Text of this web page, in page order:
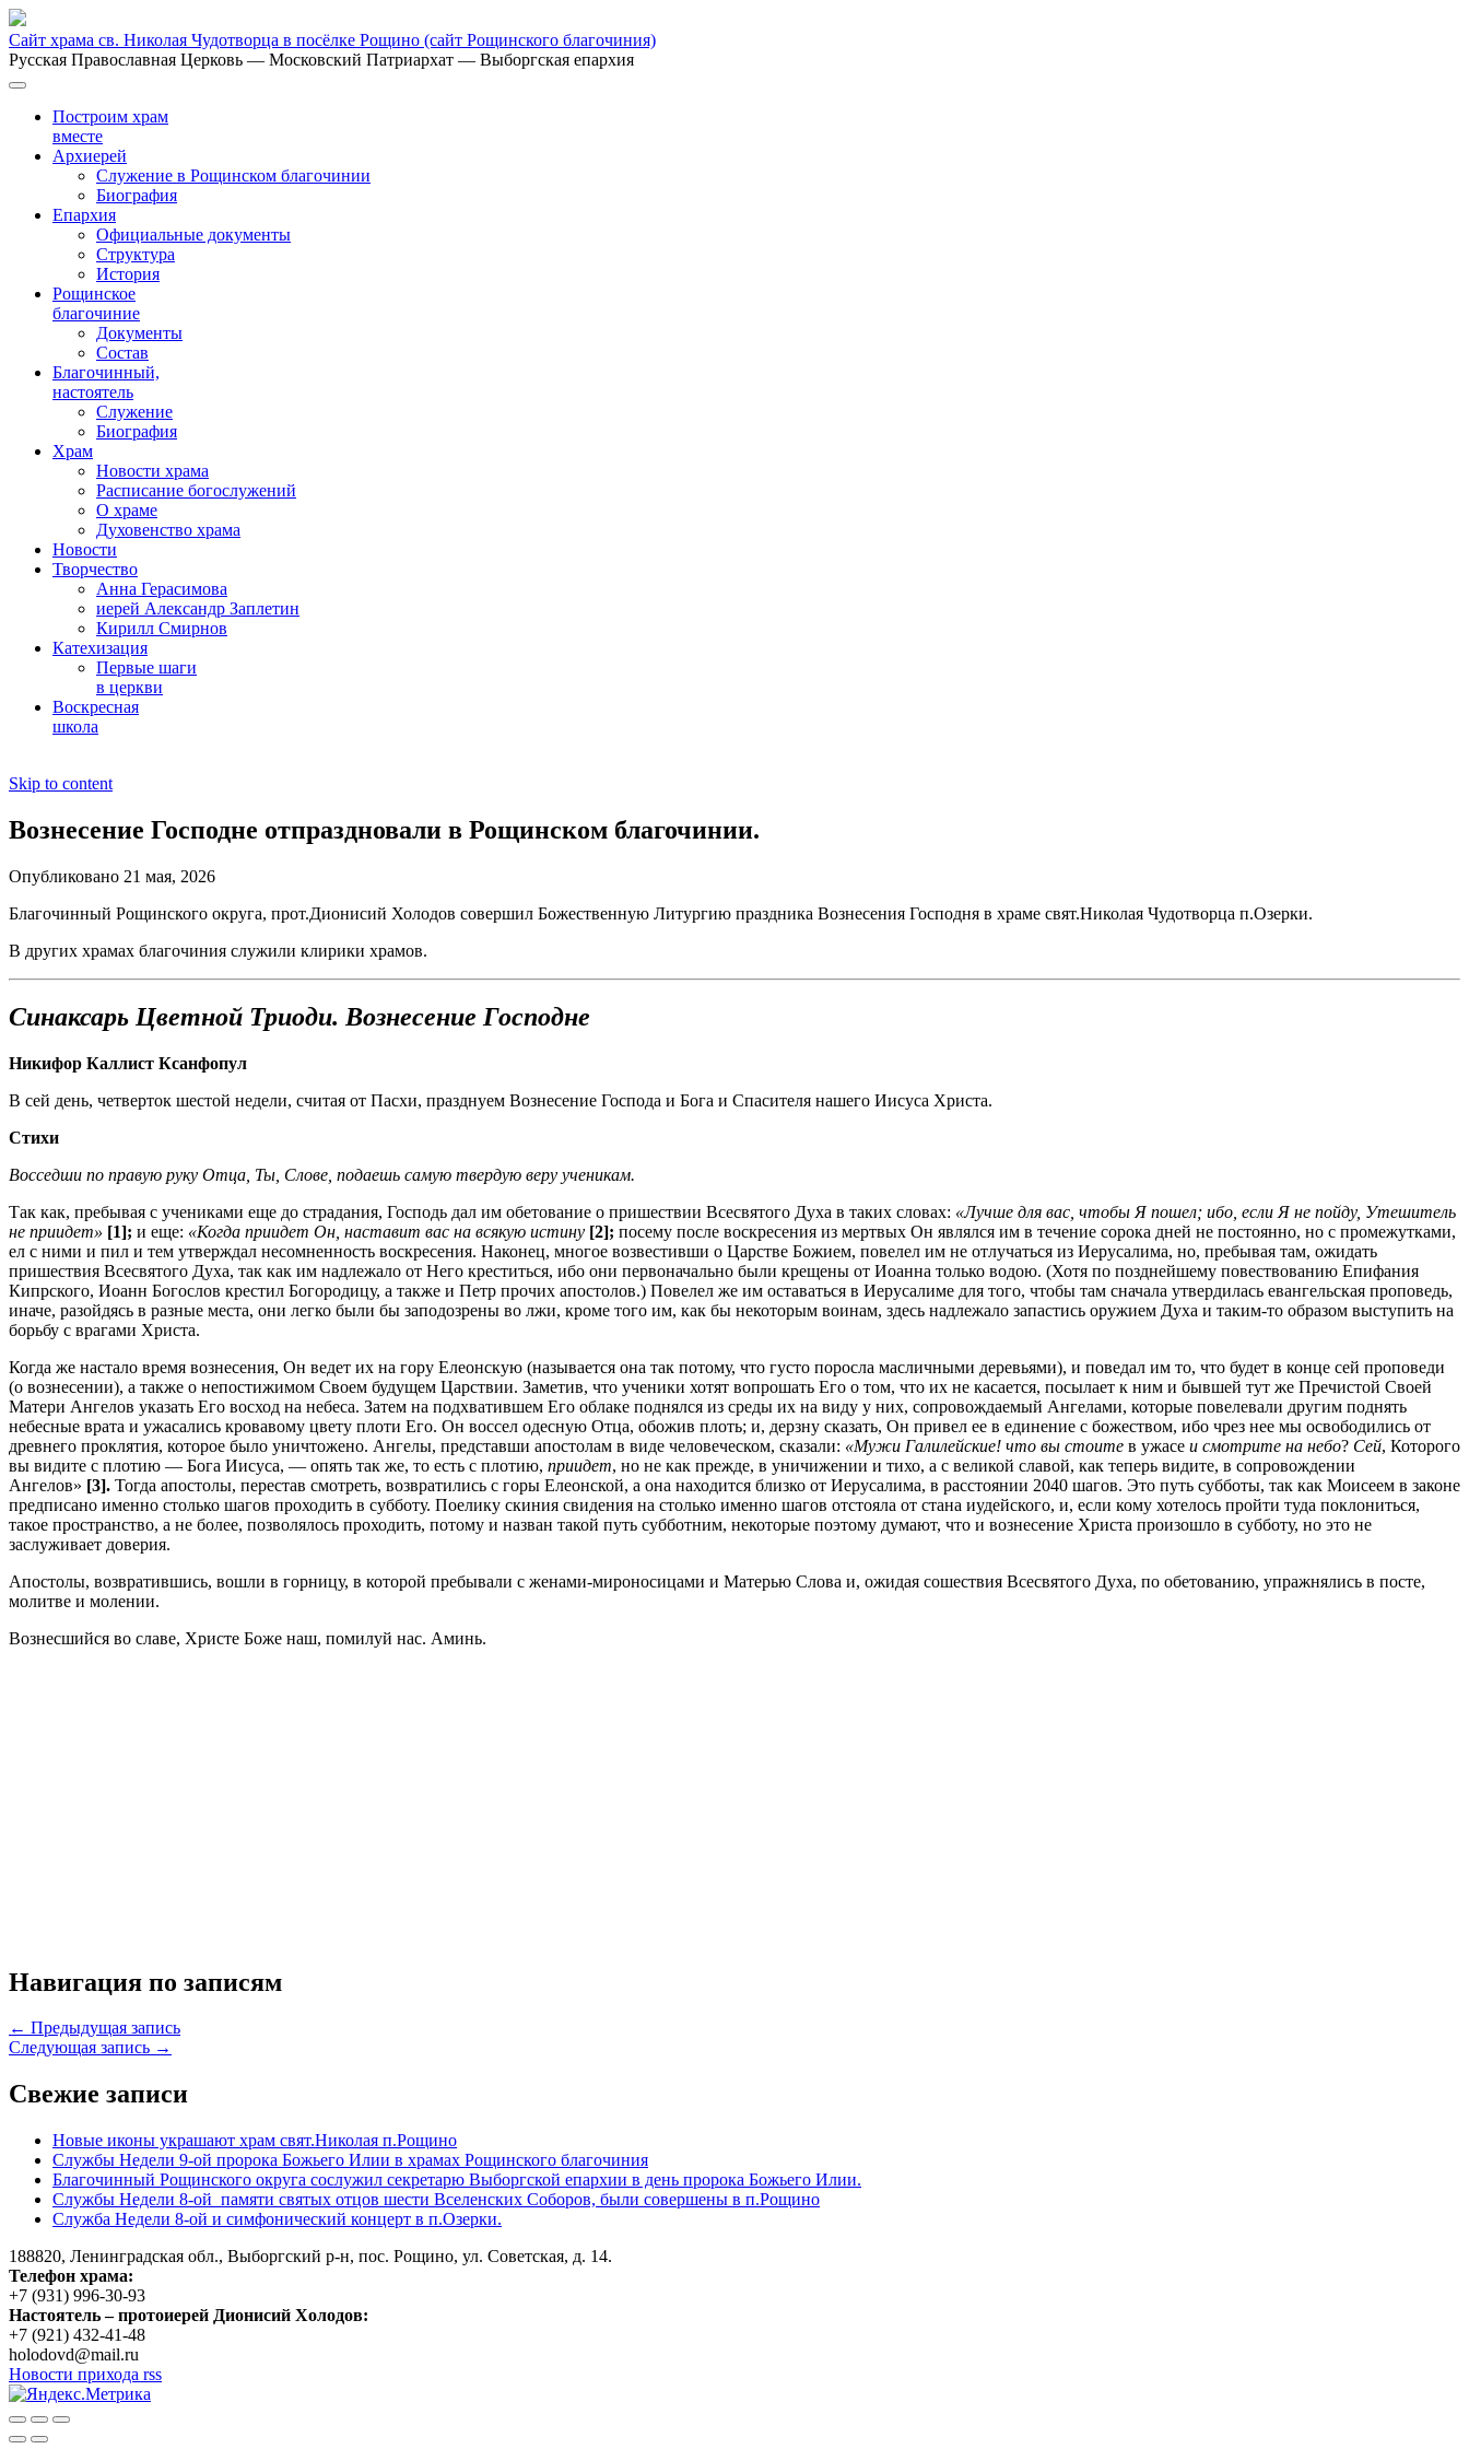
Сайт храма св. Николая Чудотворца в посёлке Рощино (сайт Рощинского благочиния)
Русская Православная Церковь — Московский Патриархат — Выборгская епархия
Построим храм
вместе
Архиерей
Служение в Рощинском благочинии
Биография
Епархия
Официальные документы
Структура
История
Рощинское
благочиние
Документы
Состав
Благочинный,
настоятель
Служение
Биография
Храм
Новости храма
Расписание богослужений
О храме
Духовенство храма
Новости
Творчество
Анна Герасимова
иерей Александр Заплетин
Кирилл Смирнов
Катехизация
Первые шаги
в церкви
Воскресная
школа
Skip to content
Вознесение Господне отпраздновали в Рощинском благочинии.
Опубликовано 21 мая, 2026
Благочинный Рощинского округа, прот.Дионисий Холодов совершил Божественную Литургию праздника Вознесения Господня в храме свят.Николая Чудотворца п.Озерки.
В других храмах благочиния служили клирики храмов.
Синаксарь Цветной Триоди. Вознесение Господне
Никифор Каллист Ксанфопул
В сей день, четверток шестой недели, считая от Пасхи, празднуем Вознесение Господа и Бога и Спасителя нашего Иисуса Христа.
Стихи
Восседши по правую руку Отца, Ты, Слове, подаешь са­мую твердую веру ученикам.
Так как, пребывая с учениками еще до страдания, Господь дал им обетование о пришествии Всесвятого Духа в таких словах: «Лучше для вас, чтобы Я пошел; ибо, если Я не пойду, Утешитель
не приидет» [1]; и еще: «Когда приидет Он, наставит вас на всякую истину [2]; посему после воскресения из мертвых Он являлся им в течение сорока дней не постоянно, но с промежутка­ми,
ел с ними и пил и тем утверждал несомненность воскресения. Наконец, многое возвестивши о Царстве Божием, повелел им не отлучаться из Иерусалима, но, пребывая там, ожидать
пришествия Всесвятого Духа, так как им надлежало от Него креститься, ибо они первоначально были крещены от Иоанна только водою. (Хотя по позднейшему повествованию Епифания
Кипрского, Иоанн Богослов крестил Богородицу, а также и Петр прочих апостолов.) Повелел же им оставаться в Иерусалиме для того, чтобы там сначала утвердилась евангельская проповедь,
иначе, разой­дясь в разные места, они легко были бы заподозре­ны во лжи, кроме того им, как бы некоторым воинам, здесь надлежало запастись оружием Духа и таким-то образом выступить на
борьбу с врагами Христа.
Когда же настало время вознесения, Он ведет их на гору Елеонскую (называется она так потому, что густо поросла масличными деревьями), и поведал им то, что будет в конце сей проповеди
(о вознесении), а также о непостижимом Своем будущем Царствии. Заметив, что ученики хотят вопрошать Его о том, что их не касается, посылает к ним и бывшей тут же Пре­чистой Своей
Матери Ангелов указать Его восход на небеса. Затем на подхватившем Его облаке поднялся из среды их на виду у них, сопровождаемый Ангела­ми, которые повелевали другим поднять
небесные врата и ужасались кровавому цвету плоти Его. Он воссел одесную Отца, обожив плоть; и, дерзну ска­зать, Он привел ее в единение с божеством, ибо чрез нее мы освободились от
древнего проклятия, которое было уничтожено. Ангелы, представши апостолам в виде человеческом, сказали: «Мужи Галилейские! что вы стоите в ужасе и смотрите на небо? Сей, Которого
вы видите с плотию — Бога Иисуса, — опять так же, то есть с плотию, приидет, но не как прежде, в уничи­жении и тихо, а с великой славой, как теперь видите, в сопровождении
Ангелов» [3]. Тогда апостолы, пере­став смотреть, возвратились с горы Елеонской, а она находится близко от Иерусалима, в расстоянии 2040 шагов. Это путь субботы, так как Моисеем в законе
предписано именно столько шагов проходить в субботу. Поелику скиния свидения на столько именно шагов отстояла от стана иудейского, и, если кому хо­телось пройти туда поклониться,
такое пространство, а не более, позволялось проходить, потому и назван такой путь субботним, некоторые поэтому думают, что и вознесение Христа произошло в субботу, но это не
заслуживает доверия.
Апостолы, возвратившись, вошли в горницу, в кото­рой пребывали с женами-мироносицами и Матерью Слова и, ожидая сошествия Всесвятого Духа, по обе­тованию, упражнялись в посте,
молитве и молении.
Вознесшийся во славе, Христе Боже наш, помилуй нас. Аминь.
Навигация по записям
← Предыдущая запись
Следующая запись →
Свежие записи
Новые иконы украшают храм свят.Николая п.Рощино
Службы Недели 9-ой пророка Божьего Илии в храмах Рощинского благочиния
Благочинный Рощинского округа сослужил секретарю Выборгской епархии в день пророка Божьего Илии.
Службы Недели 8-ой памяти святых отцов шести Вселенских Соборов, были совершены в п.Рощино
Служба Недели 8-ой и симфонический концерт в п.Озерки.
188820, Ленинградская обл., Выборгский р-н, пос. Рощино, ул. Советская, д. 14.
Телефон храма:
+7 (931) 996-30-93
Настоятель – протоиерей Дионисий Холодов:
+7 (921) 432-41-48
holodovd@mail.ru
Новости прихода rss